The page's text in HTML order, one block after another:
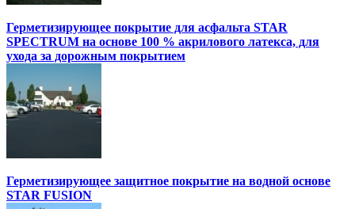
Герметизирующее покрытие для асфальта STAR
SPECTRUM на основе 100 % акрилового латекса, для
ухода за дорожным покрытием
Герметизирующее защитное покрытие на водной основе
STAR FUSION